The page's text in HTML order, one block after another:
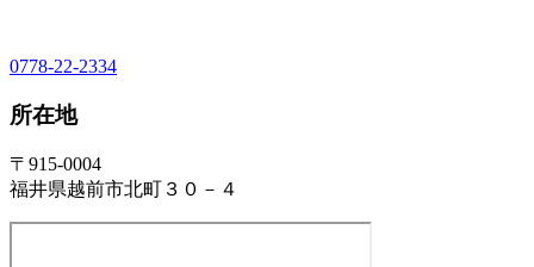
0778-22-2334
所在地
〒915-0004
福井県越前市北町３０－４